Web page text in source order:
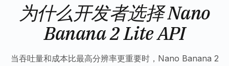
为什么开发者选择 Nano
Banana 2 Lite API
当吞吐量和成本比最高分辨率更重要时，Nano Banana 2